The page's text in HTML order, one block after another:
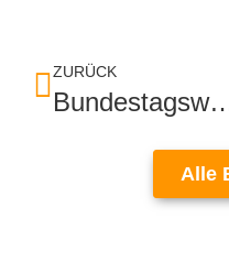
ZURÜCK
Bundestagswahl
Alle